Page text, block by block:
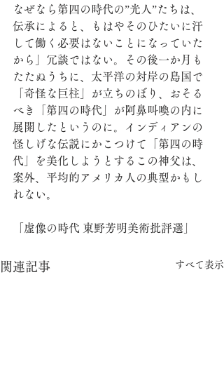
なぜなら第四の時代の”光人”たちは、
伝承によると、もはやそのひたいに汗
して働く必要はないことになっていた
から」冗談ではない。その後一か月も
たたぬうちに、太平洋の対岸の島国で
「奇怪な巨柱」が立ちのぼり、おそる
べき「第四の時代」が阿鼻叫喚の内に
展開したというのに。インディアンの
怪しげな伝説にかこつけて「第四の時
代」を美化しようとするこの神父は、
案外、平均的アメリカ人の典型かもし
れない。
「虚像の時代 東野芳明美術批評選」
関連記事 すべて表示